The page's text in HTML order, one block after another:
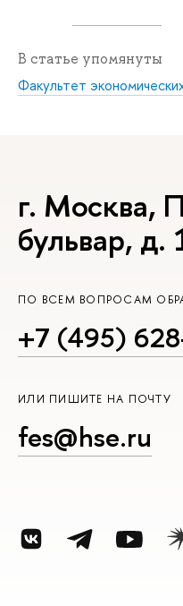
В статье упомянуты
Факультет
г. Москва,
бульвар, д.
ПО ВСЕМ ВОПРОСАМ
+7 (495)
ИЛИ ПИШИТЕ НА ПОЧТУ
fes@hse.ru